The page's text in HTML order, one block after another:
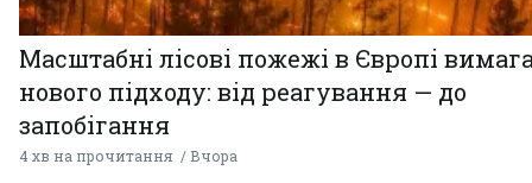
Масштабні лісові пожежі в Європі
нового підходу: від реагування — до
запобігання
4 хв на прочитання Вчора